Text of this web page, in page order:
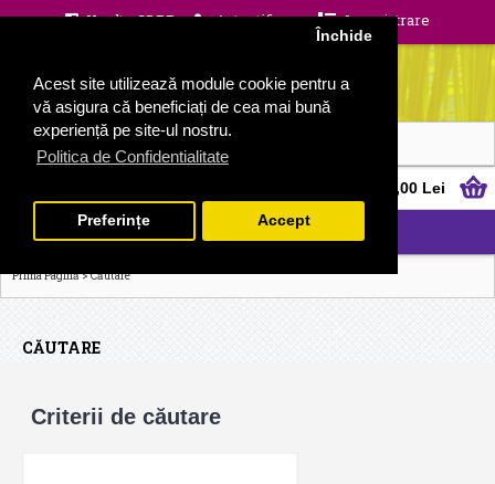
Acest site utilizează module cookie pentru a
vă asigura că beneficiați de cea mai bună
experiență pe site-ul nostru.
Politica de Confidentialitate
Închide
Preferințe Accept
Unelte GDPR Autentificare Inregistrare
0 produs(e) - 0,00 Lei
CATEGORII
Prima Pagină>Căutare
CĂUTARE
Criterii de căutare